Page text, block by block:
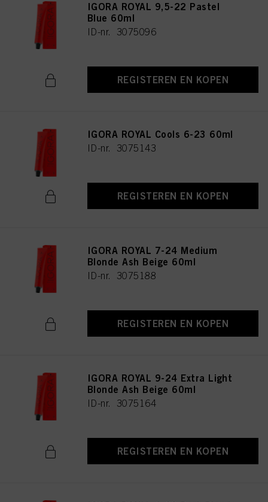
IGORA ROYAL 9,5-22 Pastel
Blue 60ml
ID-nr. 3075096
REGISTEREN EN KOPEN
IGORA ROYAL Cools 6-23 60ml
ID-nr. 3075143
REGISTEREN EN KOPEN
IGORA ROYAL 7-24 Medium
Blonde Ash Beige 60ml
ID-nr. 3075188
REGISTEREN EN KOPEN
IGORA ROYAL 9-24 Extra Light
Blonde Ash Beige 60ml
ID-nr. 3075164
REGISTEREN EN KOPEN